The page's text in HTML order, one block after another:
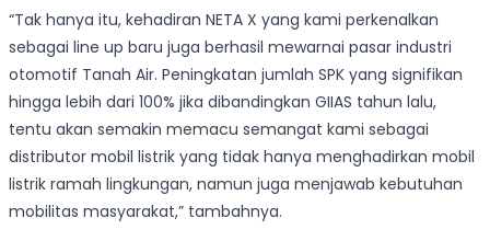
“Tak hanya itu, kehadiran NETA X yang kami perkenalkan
sebagai line up baru juga berhasil mewarnai pasar industri
otomotif Tanah Air. Peningkatan jumlah SPK yang signifikan
hingga lebih dari 100% jika dibandingkan GIIAS tahun lalu,
tentu akan semakin memacu semangat kami sebagai
distributor mobil listrik yang tidak hanya menghadirkan mobil
listrik ramah lingkungan, namun juga menjawab kebutuhan
mobilitas masyarakat,” tambahnya.